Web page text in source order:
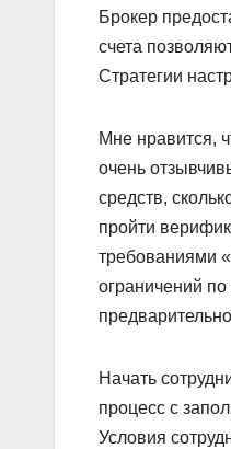
Брокер
счета
Стратегии
Мне нравится,
очень
средств,
пройти
требованиями
ограничений
Начать
процесс с
Условия